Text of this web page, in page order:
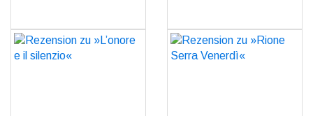
Rezension zu »L’onore e il
silenzio«
Rezension zu »Rione
Serra Venerdì«